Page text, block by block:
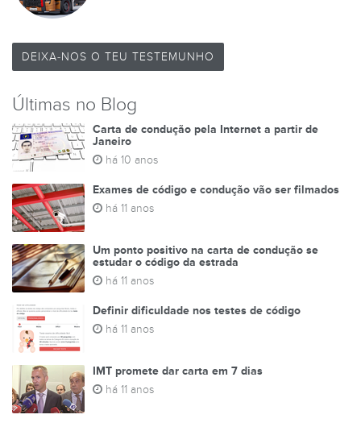
DEIXA-NOS O TEU TESTEMUNHO
Últimas no Blog
Carta de condução pela Internet a partir de
Janeiro
há 10 anos
Exames de código e condução vão ser filmados
há 11 anos
Um ponto positivo na carta de condução se
estudar o código da estrada
há 11 anos
Definir dificuldade nos testes de código
há 11 anos
IMT promete dar carta em 7 dias
há 11 anos